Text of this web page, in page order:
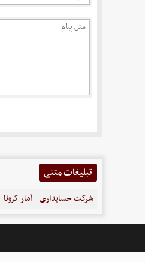
تبلیغات متنی
شرکت حسابداری آمار کرونا